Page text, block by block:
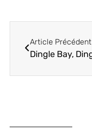
Article Précédent